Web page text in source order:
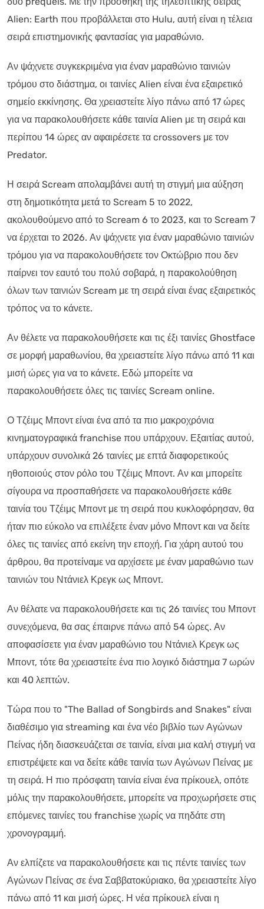
Alien: Earth που προβάλλεται στο Hulu, αυτή είναι η τέλεια
σειρά επιστημονικής φαντασίας για μαραθώνιο.
Αν ψάχνετε συγκεκριμένα για έναν μαραθώνιο ταινιών
τρόμου στο διάστημα, οι ταινίες Alien είναι ένα εξαιρετικό
σημείο εκκίνησης. Θα χρειαστείτε λίγο πάνω από 17 ώρες
για να παρακολουθήσετε κάθε ταινία Alien με τη σειρά και
περίπου 14 ώρες αν αφαιρέσετε τα crossovers με τον
Predator.
Η σειρά Scream απολαμβάνει αυτή τη στιγμή μια αύξηση
στη δημοτικότητα μετά το Scream 5 το 2022,
ακολουθούμενο από το Scream 6 το 2023, και το Scream 7
να έρχεται το 2026. Αν ψάχνετε για έναν μαραθώνιο ταινιών
τρόμου για να παρακολουθήσετε τον Οκτώβριο που δεν
παίρνει τον εαυτό του πολύ σοβαρά, η παρακολούθηση
όλων των ταινιών Scream με τη σειρά είναι ένας εξαιρετικός
τρόπος να το κάνετε.
Αν θέλετε να παρακολουθήσετε και τις έξι ταινίες Ghostface
σε μορφή μαραθωνίου, θα χρειαστείτε λίγο πάνω από 11 και
μισή ώρες για να το κάνετε. Εδώ μπορείτε να
παρακολουθήσετε όλες τις ταινίες Scream online.
Ο Τζέιμς Μποντ είναι ένα από τα πιο μακροχρόνια
κινηματογραφικά franchise που υπάρχουν. Εξαιτίας αυτού,
υπάρχουν συνολικά 26 ταινίες με επτά διαφορετικούς
ηθοποιούς στον ρόλο του Τζέιμς Μποντ. Αν και μπορείτε
σίγουρα να προσπαθήσετε να παρακολουθήσετε κάθε
ταινία του Τζέιμς Μποντ με τη σειρά που κυκλοφόρησαν, θα
ήταν πιο εύκολο να επιλέξετε έναν μόνο Μποντ και να δείτε
όλες τις ταινίες από εκείνη την εποχή. Για χάρη αυτού του
άρθρου, θα προτείναμε να αρχίσετε με έναν μαραθώνιο των
ταινιών του Ντάνιελ Κρεγκ ως Μποντ.
Αν θέλατε να παρακολουθήσετε και τις 26 ταινίες του Μποντ
συνεχόμενα, θα σας έπαιρνε πάνω από 54 ώρες. Αν
αποφασίσετε για έναν μαραθώνιο του Ντάνιελ Κρεγκ ως
Μποντ, τότε θα χρειαστείτε ένα πιο λογικό διάστημα 7 ωρών
και 40 λεπτών.
Τώρα που το "The Ballad of Songbirds and Snakes" είναι
διαθέσιμο για streaming και ένα νέο βιβλίο των Αγώνων
Πείνας ήδη διασκευάζεται σε ταινία, είναι μια καλή στιγμή να
επιστρέψετε και να δείτε κάθε ταινία των Αγώνων Πείνας με
τη σειρά. Η πιο πρόσφατη ταινία είναι ένα πρίκουελ, οπότε
μόλις την παρακολουθήσετε, μπορείτε να προχωρήσετε στις
επόμενες ταινίες του franchise χωρίς να πηδάτε στη
χρονογραμμή.
Αν ελπίζετε να παρακολουθήσετε και τις πέντε ταινίες των
Αγώνων Πείνας σε ένα Σαββατοκύριακο, θα χρειαστείτε λίγο
πάνω από 11 και μισή ώρες. Η νέα πρίκουελ είναι η